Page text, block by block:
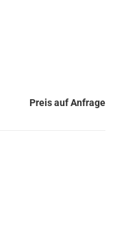
Preis auf Anfrage